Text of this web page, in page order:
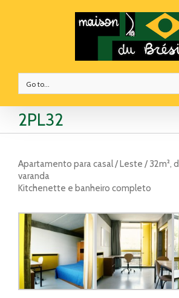
Go to...
2PL32
Apartamento para casal / Leste / 32m²,
varanda
Kitchenette e banheiro completo